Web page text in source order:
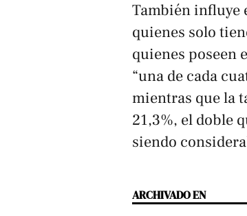
También influye
quienes solo
quienes poseen
“una de cada
mientras que la
21,3%, el doble
siendo
ARCHIVADO EN